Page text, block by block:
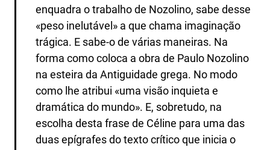
enquadra o trabalho de Nozolino, sabe desse
«peso inelutável» a que chama imaginação
trágica. E sabe-o de várias maneiras. Na
forma como coloca a obra de Paulo Nozolino
na esteira da Antiguidade grega. No modo
como lhe atribui «uma visão inquieta e
dramática do mundo». E, sobretudo, na
escolha desta frase de Céline para uma das
duas epígrafes do texto crítico que inicia o